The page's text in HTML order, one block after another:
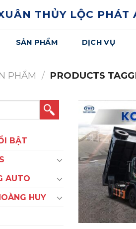
THỦY LỘC PHÁT
SẢN PHẨM DỊCH VỤ
PHẨM / PRODUCTS
BẬT
AUTO
HUY